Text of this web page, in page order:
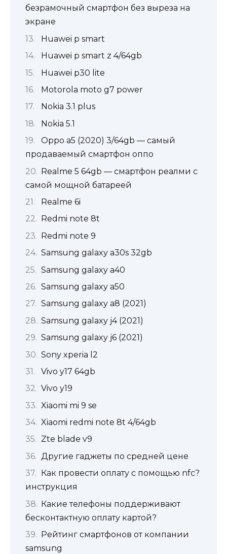
безрамочный смартфон без выреза на
экране
Huawei p smart
Huawei p smart z 4/64gb
Huawei p30 lite
Motorola moto g7 power
Nokia 3.1 plus
Nokia 5.1
Oppo a5 (2020) 3/64gb — самый
продаваемый смартфон оппо
Realme 5 64gb — смартфон реалми с
самой мощной батареей
Realme 6i
Redmi note 8t
Redmi note 9
Samsung galaxy a30s 32gb
Samsung galaxy a40
Samsung galaxy a50
Samsung galaxy a8 (2021)
Samsung galaxy j4 (2021)
Samsung galaxy j6 (2021)
Sony xperia l2
Vivo y17 64gb
Vivo y19
Xiaomi mi 9 se
Xiaomi redmi note 8t 4/64gb
Zte blade v9
Другие гаджеты по средней цене
Как провести оплату с помощью nfc?
инструкция
Какие телефоны поддерживают
бесконтактную оплату картой?
Рейтинг смартфонов от компании
samsung